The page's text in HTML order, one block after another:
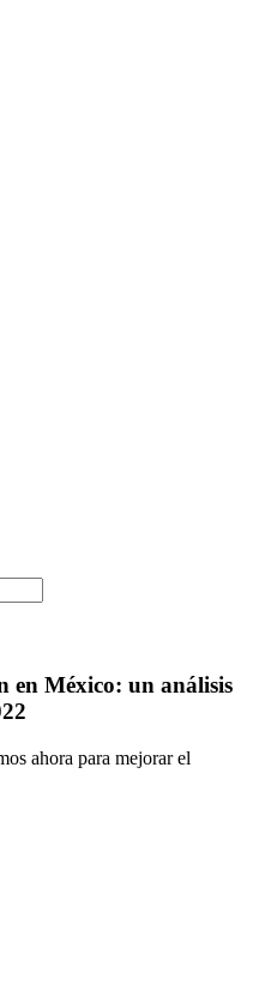
en México: un análisis
ahora para mejorar el